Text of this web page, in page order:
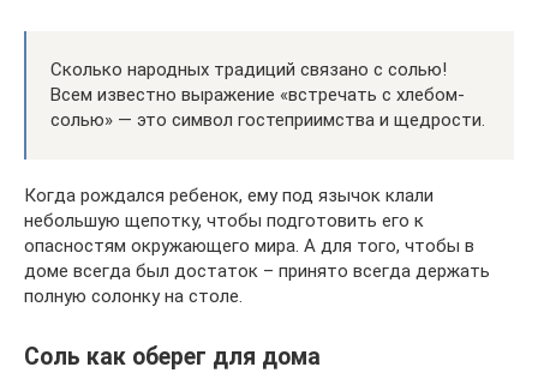
Сколько народных традиций связано с солью!
Всем известно выражение «встречать с хлебом-
солью» — это символ гостеприимства и щедрости.
Когда рождался ребенок, ему под язычок клали
небольшую щепотку, чтобы подготовить его к
опасностям окружающего мира. А для того, чтобы в
доме всегда был достаток – принято всегда держать
полную солонку на столе.
Соль как оберег для дома